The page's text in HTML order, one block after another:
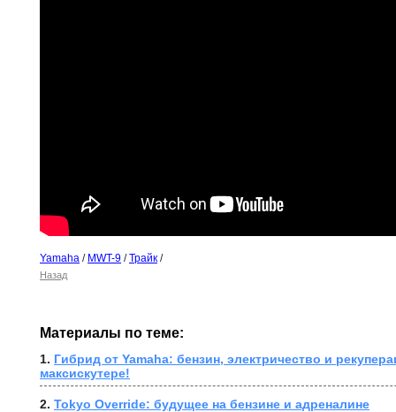
Yamaha / MWT-9 /Трайк /
Назад
Материалы по теме:
1. Гибрид от Yamaha: бензин, электричество и
максискутере!
2. Tokyo Override: будущее на бензине и адреналине